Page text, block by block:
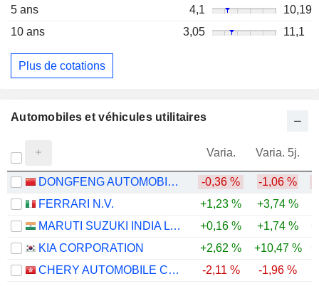
5 ans
4,1
10,19
10 ans
3,05 11,1
Plus de cotations
Automobiles et véhicules utilitaires
Varia. Varia. 5j.
DONGFENG AUTOMOBILE CO. LTD -0,36 % -1,06 %
FERRARI N.V.
+1,23 % +3,74 %
MARUTI SUZUKI INDIA LTD
+0,16 % +1,74 %
KIA CORPORATION
+2,62 % +10,47 %
CHERY AUTOMOBILE CO., LTD.
-2,11 %
-1,96 %